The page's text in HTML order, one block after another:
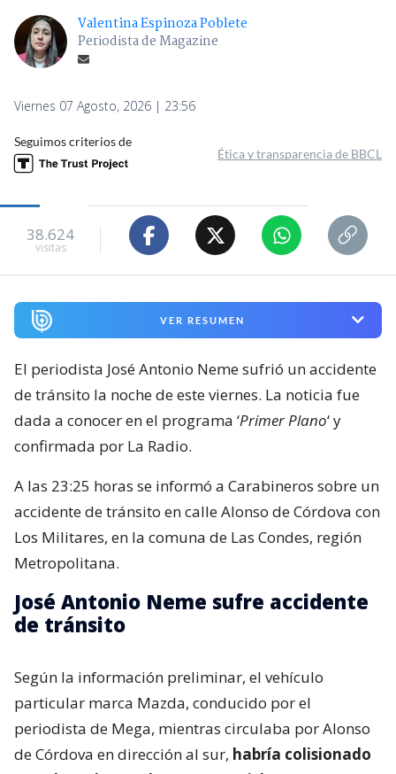
Valentina Espinoza Poblete
Periodista de Magazine
Viernes 07 Agosto, 2026 | 23:56
Seguimos criterios de
Ética y transparencia de BBCL
38.624
visitas
VER RESUMEN
El periodista José Antonio Neme sufrió un accidente
de tránsito la noche de este viernes. La noticia fue
dada a conocer en el programa ‘Primer Plano‘ y
confirmada por La Radio.
A las 23:25 horas se informó a Carabineros sobre un
accidente de tránsito en calle Alonso de Córdova con
Los Militares, en la comuna de Las Condes, región
Metropolitana.
José Antonio Neme sufre accidente
de tránsito
Según la información preliminar, el vehículo
particular marca Mazda, conducido por el
periodista de Mega, mientras circulaba por Alonso
de Córdova en dirección al sur, habría colisionado